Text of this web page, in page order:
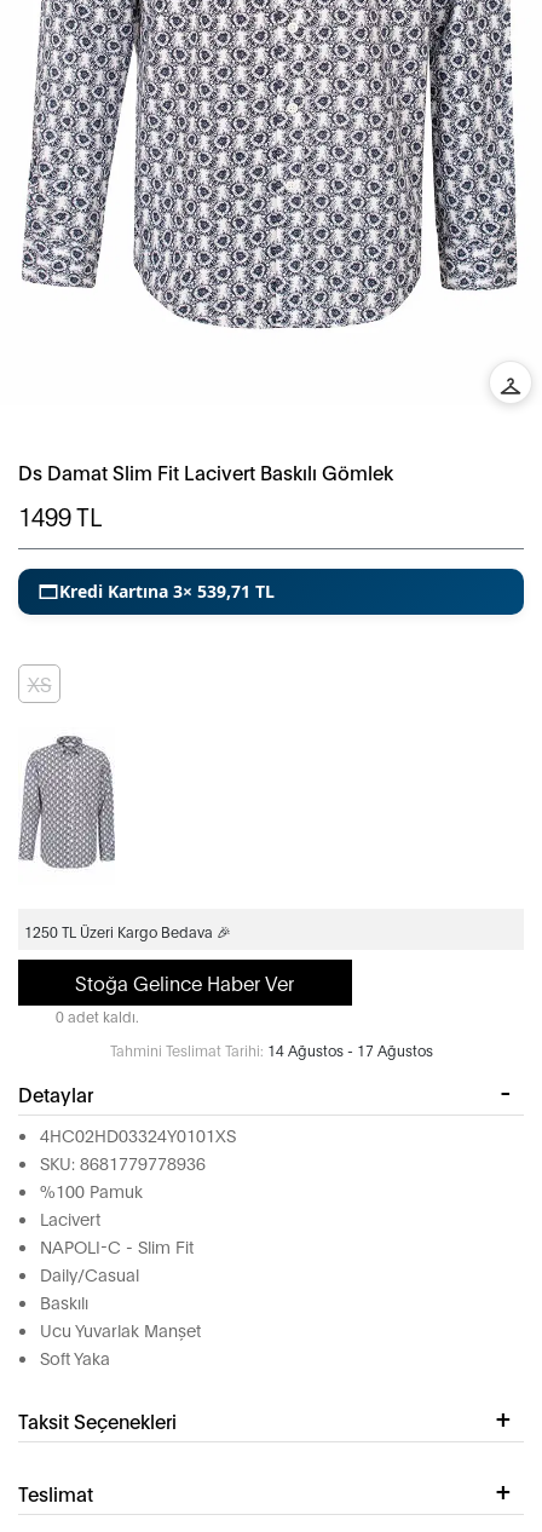
Ds Damat Slim Fit Lacivert Baskılı Gömlek
1499TL
Kredi Kartına 3× 539,71 TL
XS
1250 TL Üzeri Kargo Bedava 🎉
Stoğa Gelince Haber Ver
0 adet kaldı.
Tahmini Teslimat Tarihi: 14 Ağustos - 17 Ağustos
Detaylar
4HC02HD03324Y0101XS
SKU: 8681779778936
%100 Pamuk
Lacivert
NAPOLI-C - Slim Fit
Daily/Casual
Baskılı
Ucu Yuvarlak Manşet
Soft Yaka
Taksit Seçenekleri
Teslimat